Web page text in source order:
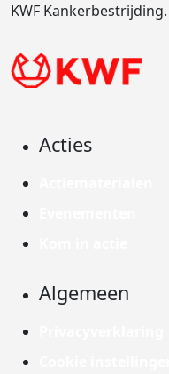
KWF Kankerbestrijding.
Acties
Algemeen